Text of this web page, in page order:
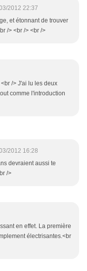
2012 22:37
et étonnant de trouver
/> <br /> <br />
/> J'ai lu les deux
comme l'introduction
2012 16:28
devraient aussi te
/>
en effet. La première
électrisantes.<br